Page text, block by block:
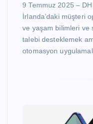
9 Temmuz 2025 –
İrlanda’daki müşteri
ve yaşam bilimleri ve
talebi desteklemek
otomasyon